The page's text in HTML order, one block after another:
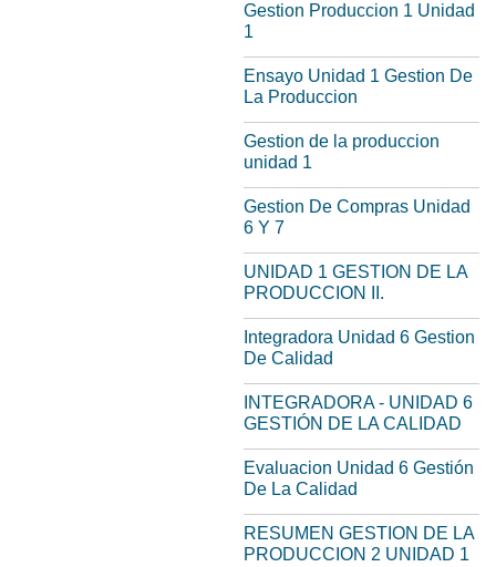
Gestion Produccion 1 Unidad
1
Ensayo Unidad 1 Gestion De
La Produccion
Gestion de la produccion
unidad 1
Gestion De Compras Unidad
6 Y 7
UNIDAD 1 GESTION DE LA
PRODUCCION II.
Integradora Unidad 6 Gestion
De Calidad
INTEGRADORA - UNIDAD 6
GESTIÓN DE LA CALIDAD
Evaluacion Unidad 6 Gestión
De La Calidad
RESUMEN GESTION DE LA
PRODUCCION 2 UNIDAD 1